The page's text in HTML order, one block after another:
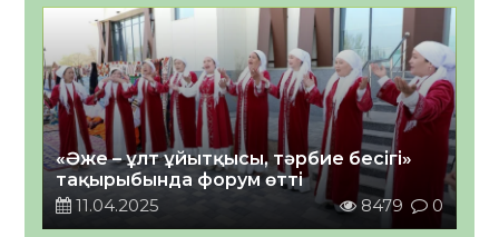
«Әже – ұлт ұйытқысы, тәрбие бесігі»
тақырыбында форум өтті
11.04.2025
8479 0